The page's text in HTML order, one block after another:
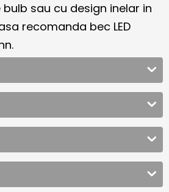
sau cu design inelar in
recomanda bec LED